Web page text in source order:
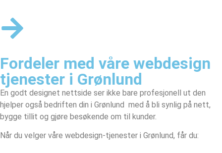
Fordeler med våre webdesign
tjenester i Grønlund
En godt designet nettside ser ikke bare profesjonell ut den
hjelper også bedriften din i Grønlund med å bli synlig på nett,
bygge tillit og gjøre besøkende om til kunder.
Når du velger våre webdesign-tjenester i Grønlund, får du: